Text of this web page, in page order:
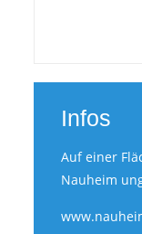
Infos
Auf einer
Nauheim